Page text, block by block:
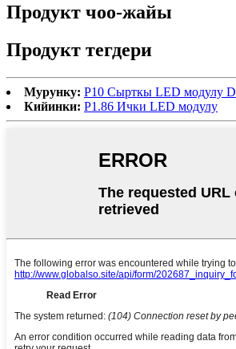
Продукт чоо-жайы
Продукт тегдери
Мурунку: P10 Сырткы LED модулу D
Кийинки: P1.86 Ички LED модулу